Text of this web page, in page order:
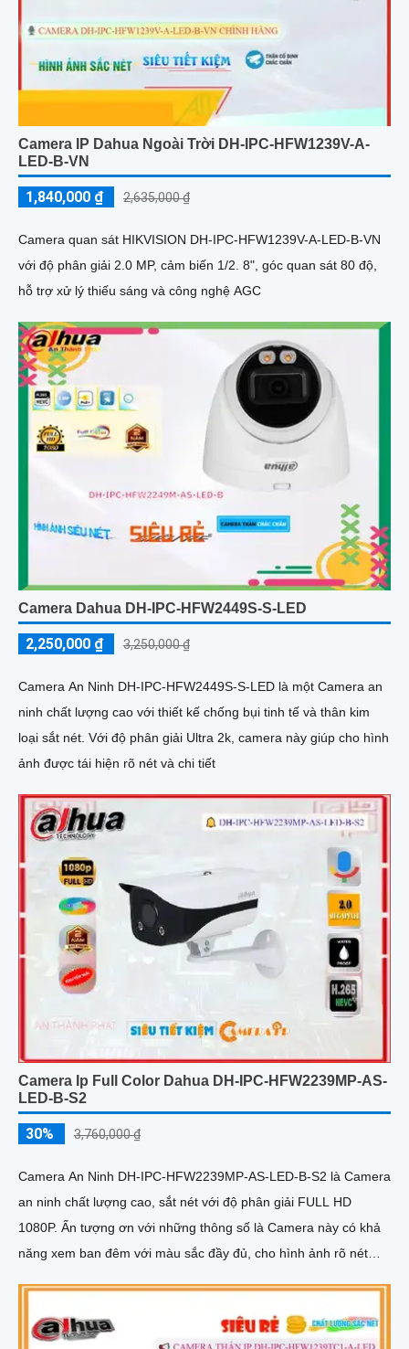
Camera IP Dahua Ngoài Trời DH-IPC-HFW1239V-A-
LED-B-VN
1,840,000 ₫ 2,635,000 ₫
Camera quan sát HIKVISION DH-IPC-HFW1239V-A-LED-B-VN
với độ phân giải 2.0 MP, cảm biến 1/2. 8", góc quan sát 80 độ,
hỗ trợ xử lý thiếu sáng và công nghệ AGC
Camera Dahua DH-IPC-HFW2449S-S-LED
2,250,000 ₫ 3,250,000 ₫
Camera An Ninh DH-IPC-HFW2449S-S-LED là một Camera an
ninh chất lượng cao với thiết kế chống bụi tinh tế và thân kim
loại sắt nét. Với độ phân giải Ultra 2k, camera này giúp cho hình
ảnh được tái hiện rõ nét và chi tiết
Camera Ip Full Color Dahua DH-IPC-HFW2239MP-AS-
LED-B-S2
30% 3,760,000 ₫
Camera An Ninh DH-IPC-HFW2239MP-AS-LED-B-S2 là Camera
an ninh chất lượng cao, sắt nét với độ phân giải FULL HD
1080P. Ấn tượng ơn với những thông số là Camera này có khả
năng xem ban đêm với màu sắc đầy đủ, cho hình ảnh rõ nét